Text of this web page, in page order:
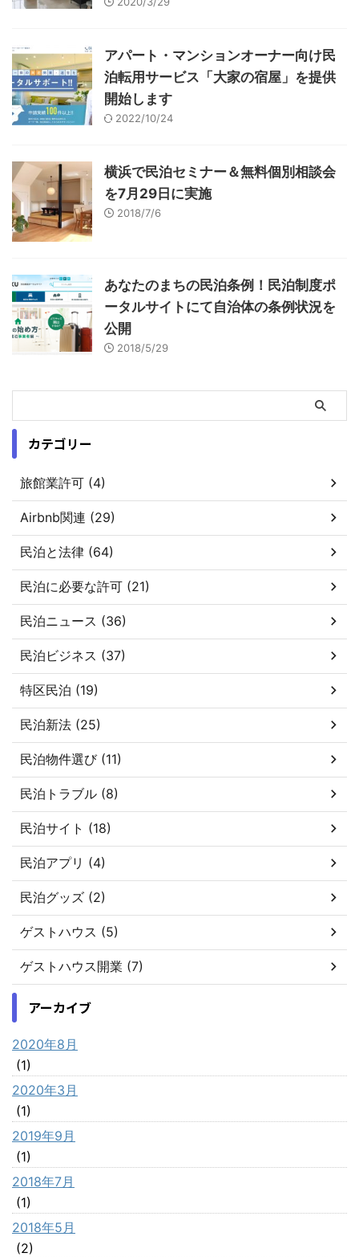
アパート・マンションオーナー向け民
泊転用サービス「大家の宿屋」を提供
開始します
2022/10/24
横浜で民泊セミナー＆無料個別相談会
を7月29日に実施
2018/7/6
あなたのまちの民泊条例！民泊制度ポ
ータルサイトにて自治体の条例状況を
公開
2018/5/29
カテゴリー
旅館業許可 (4)
Airbnb関連 (29)
民泊と法律 (64)
民泊に必要な許可 (21)
民泊ニュース (36)
民泊ビジネス (37)
特区民泊 (19)
民泊新法 (25)
民泊物件選び (11)
民泊トラブル (8)
民泊サイト (18)
民泊アプリ (4)
民泊グッズ (2)
ゲストハウス (5)
ゲストハウス開業 (7)
アーカイブ
2020年8月
(1)
2020年3月
(1)
2019年9月
(1)
2018年7月
(1)
2018年5月
(2)